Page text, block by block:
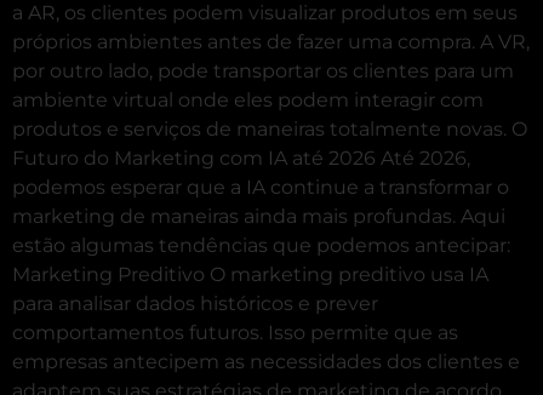
a AR, os clientes podem visualizar produtos em seus
próprios ambientes antes de fazer uma compra. A VR,
por outro lado, pode transportar os clientes para um
ambiente virtual onde eles podem interagir com
produtos e serviços de maneiras totalmente novas. O
Futuro do Marketing com IA até 2026 Até 2026,
podemos esperar que a IA continue a transformar o
marketing de maneiras ainda mais profundas. Aqui
estão algumas tendências que podemos antecipar:
Marketing Preditivo O marketing preditivo usa IA
para analisar dados históricos e prever
comportamentos futuros. Isso permite que as
empresas antecipem as necessidades dos clientes e